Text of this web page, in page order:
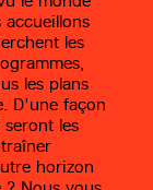
accueillons
les
les plans
D'une façon
seront les
horizon